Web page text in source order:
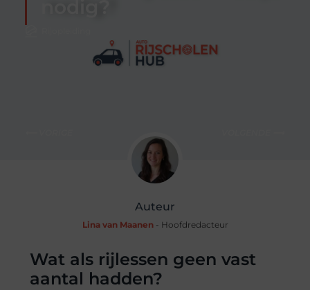
Auteur
Lina van Maanen- Hoofdredacteur
Wat als rijlessen geen vast
aantal hadden?